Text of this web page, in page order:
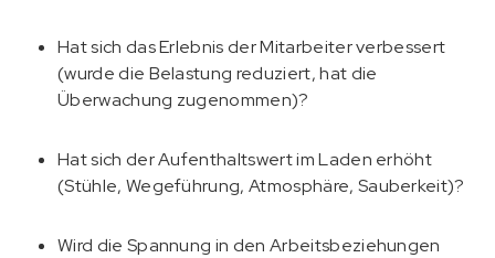
Hat sich das Erlebnis der Mitarbeiter verbessert
(wurde die Belastung reduziert, hat die
Überwachung zugenommen)?
Hat sich der Aufenthaltswert im Laden erhöht
(Stühle, Wegeführung, Atmosphäre, Sauberkeit)?
Wird die Spannung in den Arbeitsbeziehungen